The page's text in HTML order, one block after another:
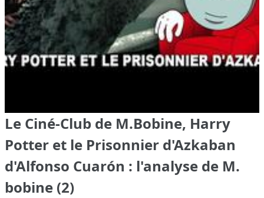
Le Ciné-Club de M.Bobine, Harry
Potter et le Prisonnier d'Azkaban
d'Alfonso Cuarón : l'analyse de M.
bobine (2)